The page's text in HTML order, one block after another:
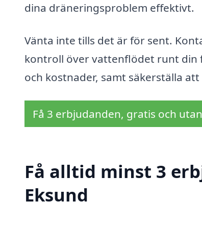
dina dräneringsproblem effektivt.
Vänta inte tills det är för sent.
kontroll över vattenflödet runt din
och kostnader, samt säkerställa
Få 3 erbjudanden, gratis och
Få alltid minst 3
Eksund